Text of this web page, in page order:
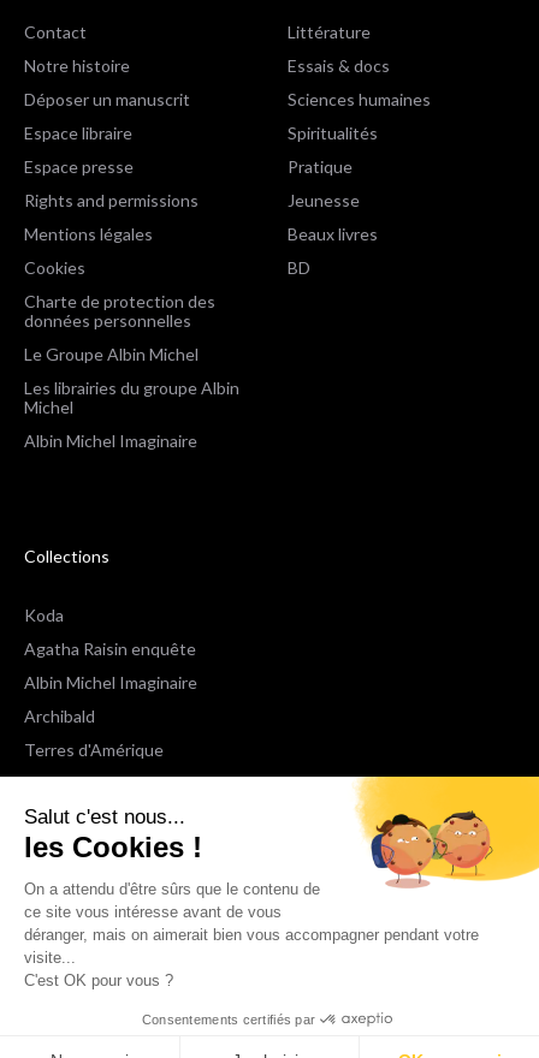
Salut c'est nous...
les Cookies !
On a attendu d'être sûrs que le contenu de
ce site vous intéresse avant de vous
déranger, mais on aimerait bien vous accompagner pendant votre
visite...
C'est OK pour vous ?
Consentements certifiés par
Contact
Notre histoire
Déposer un manuscrit
Espace libraire
Espace presse
Rights and permissions
Mentions légales
Cookies
Charte de protection des
données personnelles
Le Groupe Albin Michel
Les librairies du groupe Albin
Michel
Albin Michel Imaginaire
Littérature
Essais & docs
Sciences humaines
Spiritualités
Pratique
Jeunesse
Beaux livres
BD
Collections
Koda
Agatha Raisin enquête
Albin Michel Imaginaire
Archibald
Terres d'Amérique
Espaces Libres Poche
NOX
Wiz
Voir toutes les collections
Nous suivre